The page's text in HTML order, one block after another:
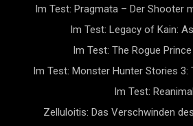
Im Test: Pragmata – Der Shooter
Im Test: Legacy of Kain:
Im Test: The Rogue
Im Test: Monster Hunter Stories 3:
Im Test: Reanimal
Zelluloitis: Das Verschwinden